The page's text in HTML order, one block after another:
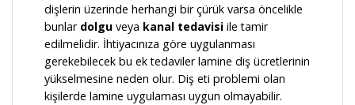
dişlerin üzerinde herhangi bir çürük varsa öncelikle
bunlar dolgu veya kanal tedavisi ile tamir
edilmelidir. İhtiyacınıza göre uygulanması
gerekebilecek bu ek tedaviler lamine diş ücretlerinin
yükselmesine neden olur. Diş eti problemi olan
kişilerde lamine uygulaması uygun olmayabilir.